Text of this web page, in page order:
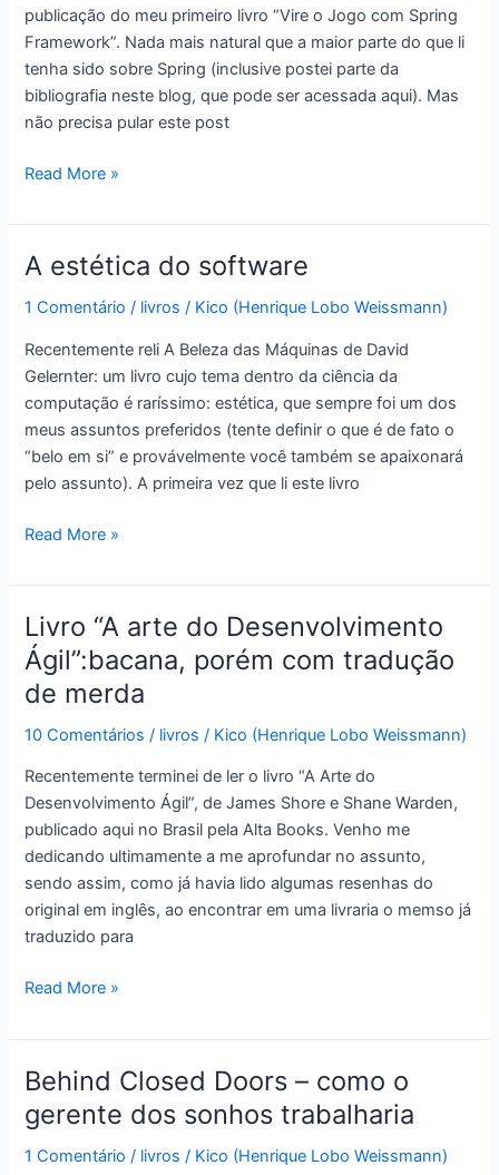
publicação do meu primeiro livro “Vire o Jogo com Spring
Framework”. Nada mais natural que a maior parte do que li
tenha sido sobre Spring (inclusive postei parte da
bibliografia neste blog, que pode ser acessada aqui). Mas
não precisa pular este post
Minhas
leituras
de
2012
Read More »
A estética do software
1 Comentário / livros / Kico (Henrique Lobo Weissmann)
Recentemente reli A Beleza das Máquinas de David
Gelernter: um livro cujo tema dentro da ciência da
computação é raríssimo: estética, que sempre foi um dos
meus assuntos preferidos (tente definir o que é de fato o
“belo em si” e provávelmente você também se apaixonará
pelo assunto). A primeira vez que li este livro
A
do
software
Read More »
Livro “A arte do Desenvolvimento
Ágil”:bacana, porém com tradução
de merda
10 Comentários / livros / Kico (Henrique Lobo Weissmann)
Recentemente terminei de ler o livro “A Arte do
Desenvolvimento Ágil”, de James Shore e Shane Warden,
publicado aqui no Brasil pela Alta Books. Venho me
dedicando ultimamente a me aprofundar no assunto,
sendo assim, como já havia lido algumas resenhas do
original em inglês, ao encontrar em uma livraria o memso já
traduzido para
Livro
arte
do
Desenvolvimento
Ágil”:bacana,
porém
Read More »
Behind Closed Doors – como o
gerente dos sonhos trabalharia
1 Comentário / livros / Kico (Henrique Lobo Weissmann)